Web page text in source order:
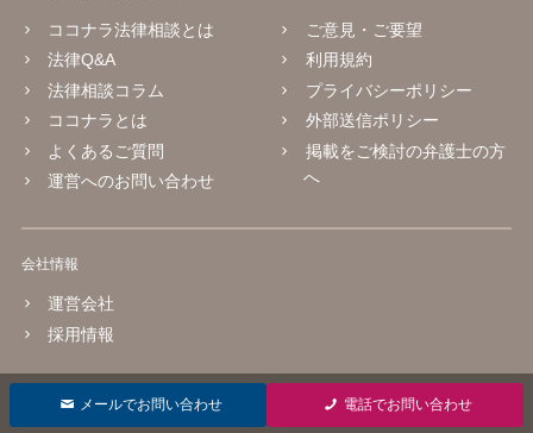
メールでお問い合わせ 電話でお問い合わせ
ココナラ法律相談とは
法律Q&A
法律相談コラム
ココナラとは
よくあるご質問
運営へのお問い合わせ
ご意見・ご要望
利用規約
プライバシーポリシー
外部送信ポリシー
掲載をご検討の弁護士の方
へ
会社情報
運営会社
採用情報